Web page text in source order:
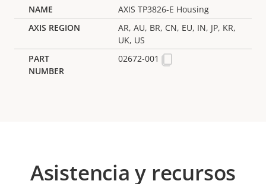
AXIS TP3826-E Housing
AR, AU, BR, CN, EU, IN, JP, KR,
UK, US
02672-001
Asistencia y recursos